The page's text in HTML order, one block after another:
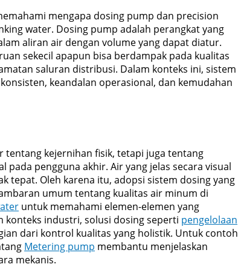
mengapa dosing pump dan precision
water. Dosing pump adalah perangkat yang
aliran air dengan volume yang dapat diatur.
sekecil apapun bisa berdampak pada kualitas
saluran distribusi. Dalam konteks ini, sistem
keandalan operasional, dan kemudahan
tentang kejernihan fisik, tetapi juga tentang
pengguna akhir. Air yang jelas secara visual
tepat. Oleh karena itu, adopsi sistem dosing yang
umum tentang kualitas air minum di
untuk memahami elemen-elemen yang
konteks industri, solusi dosing seperti pengelolaan
dari kontrol kualitas yang holistik. Untuk contoh
Metering pump membantu menjelaskan
mekanis.